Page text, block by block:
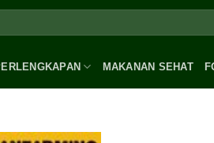
MAKANAN SEHAT